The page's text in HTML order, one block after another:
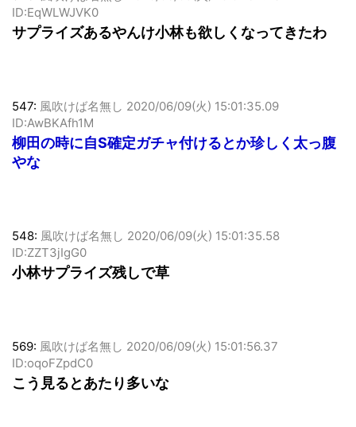
546: 風吹けば名無し
2020/06/09(火) 15:01:34.48
ID:EqWLWJVK0
サプライズあるやんけ小林も欲しくなってきたわ
547: 風吹けば名無し 2020/06/09(火) 15:01:35.09
ID:AwBKAfh1M
柳田の時に自S確定ガチャ付けるとか珍しく太っ腹
やな
548: 風吹けば名無し 2020/06/09(火) 15:01:35.58
ID:ZZT3jIgG0
小林サプライズ残しで草
569: 風吹けば名無し 2020/06/09(火) 15:01:56.37
ID:oqoFZpdC0
こう見るとあたり多いな